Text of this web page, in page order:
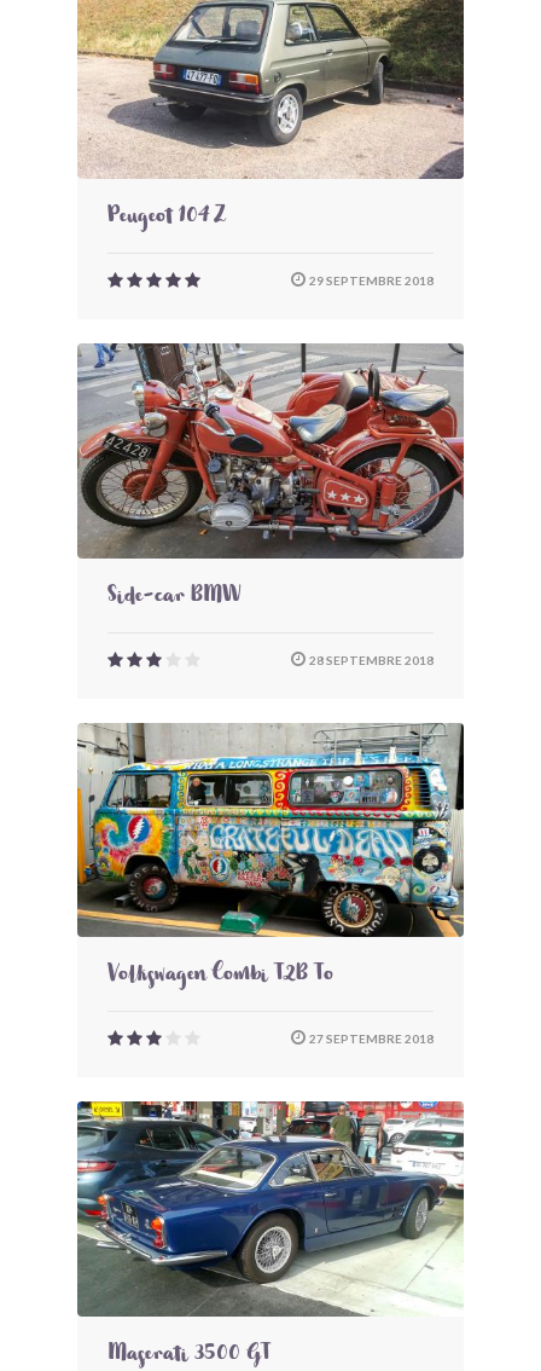
Peugeot 104 Z
29 SEPTEMBRE 2018
Side-car BMW
28 SEPTEMBRE 2018
Volkswagen Combi T2B To
27 SEPTEMBRE 2018
Maserati 3500 GT